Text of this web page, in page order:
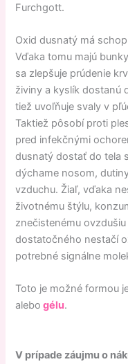
Furchgott.
Oxid dusnatý má
Vďaka tomu majú
sa zlepšuje prúdenie
živiny a kyslík dostanú
tiež uvoľňuje svaly v
Taktiež pôsobí proti
pred infekčnými
dusnatý dostať do tela
dýchame nosom,
vzduchu. Žiaľ, vďaka
životnému štýlu,
znečistenému
dostatočného nestačí
potrebné signálne
Toto je možné formou
alebo gélu.
V prípade záujmu o